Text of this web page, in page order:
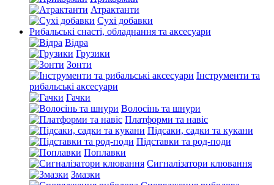
Атрактанти
Сухі добавки
Рибальські снасті, обладнання та аксесуари
Відра
Грузики
Зонти
Інструменти та
рибальські аксесуари
Гачки
Волосінь та шнури
Платформи та навіс
Підсаки, садки та кукани
Підставки та род-поди
Поплавки
Сигналізатори клювання
Змазки